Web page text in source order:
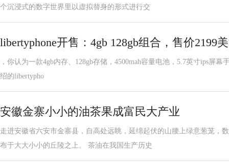
个沉浸式的数字世界里以虚拟替身的形式进行交
libertyphone开售：4gb 128gb组合，售价2199
，你认为一款4gb内存、128gb存储，4500mah容量电池，5.7英寸ips屏
绍的libertypho
安徽金寨小小的油茶果成富民大产业
走进安徽省六安市金寨县，自高处远眺，延绵起伏的山腰上绿意葱茏，
布于大大小小的丘陵之上。 茶油在我国生产历史